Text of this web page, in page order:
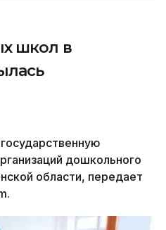
школ в
дошкольного
области, передает